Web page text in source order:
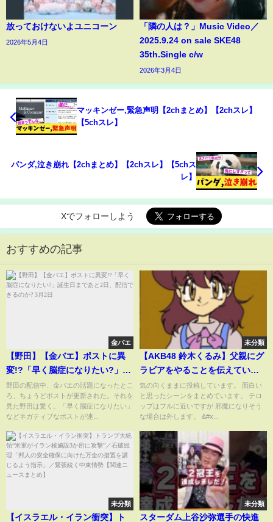
放っておけないよユニコーン
2026年5月4日
「隣の人は？」Music Video／
2025.9.24 on sale SKE48
35th.Single c/w
2026年3月4日
マッキンゼー,緊急声明【2chまとめ】【2chスレ】
【5chスレ】
パンダ,泣き崩れ【2chまとめ】【2chスレ】【5chス
レ】
Xでフォローしよう
おすすめの記事
金バエ
【野田】【金バエ】ポストに異
変!?「早く脳症になりたい?」誕
生日まであと2日、配信できるの
か? 3月2日
野田の配信中、金バエの話題になったとこ
ろ、ちょうどポストが更新された。それを
見た野田は驚く。「早く脳症になりたい」
などネガティブなポストが連...
未分類
【AKB48 鈴木くるみ】父親にグ
ラビアをやることを伝えていな
かった結果...
気の向くままに投稿しています。 面白い
と思ったシーンをまとめています。 テロ
ップはフルに近いですが 邪魔になりそう
な場合は外します。 &#x...
未分類
【イスラエル・イラン衝突】ト
未分類
スターダム上谷沙弥選手の快進